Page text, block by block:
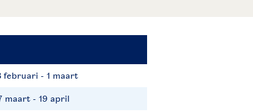
februari - 1 maart
maart - 19 april